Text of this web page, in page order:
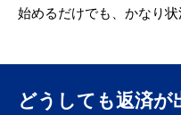
始めるだけでも、かなり状
どうしても返済が